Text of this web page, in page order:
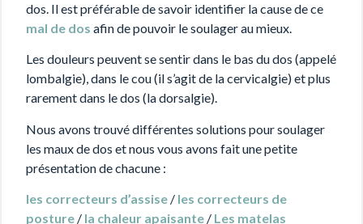
dos. Il est préférable de savoir identifier la cause de ce
mal de dos afin de pouvoir le soulager au mieux.
Les douleurs peuvent se sentir dans le bas du dos (appelé
lombalgie), dans le cou (il s’agit de la cervicalgie) et plus
rarement dans le dos (la dorsalgie).
Nous avons trouvé différentes solutions pour soulager
les maux de dos et nous vous avons fait une petite
présentation de chacune :
les correcteurs d’assise / les correcteurs de
posture / la chaleur apaisante / Les matelas